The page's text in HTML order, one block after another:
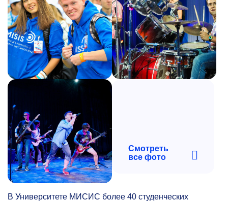
Смотреть
все фото
В Университете МИСИС более 40 студенческих